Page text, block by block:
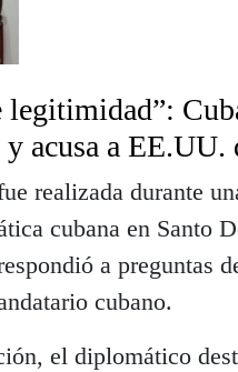
legitimidad”:
acusa a
realizada durante
cubana en Santo
a preguntas
cubano.
el diplomático